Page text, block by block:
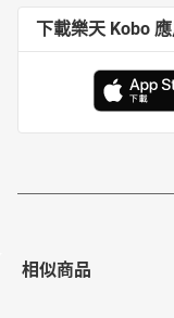
下載樂天 Kobo
相似商品